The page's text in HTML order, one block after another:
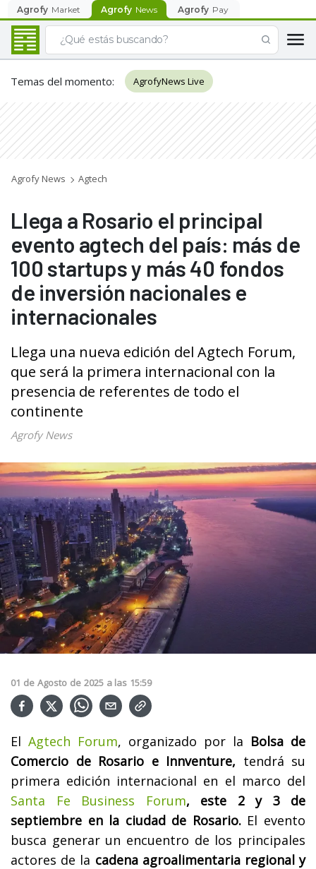
Agrofy Market Agrofy News Agrofy Pay
Temas del momento: AgrofyNews Live
Agrofy News Agtech
Llega a Rosario el principal
evento agtech del país: más de
100 startups y más 40 fondos
de inversión nacionales e
internacionales
Llega una nueva edición del Agtech Forum,
que será la primera internacional con la
presencia de referentes de todo el
continente
Agrofy News
01 de Agosto de 2025 a las 15:59
El Agtech Forum, organizado por la Bolsa de
Comercio de Rosario e Innventure, tendrá su
primera edición internacional en el marco del
Santa Fe Business Forum, este 2 y 3 de
septiembre en la ciudad de Rosario.El evento
busca generar un encuentro de los principales
actores de la cadena agroalimentaria regional y